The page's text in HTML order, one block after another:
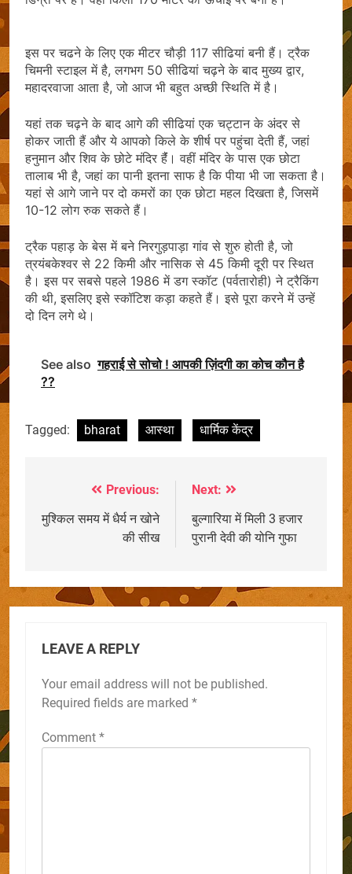
इस पर चढने के लिए एक मीटर चौड़ी 117 सीढियां बनी हैं। ट्रैक
चिमनी स्‍टाइल में है, लगभग 50 सीढियां चढ़ने के बाद मुख्‍य द्वार,
महादरवाजा आता है, जो आज भी बहुत अच्‍छी स्थिति में है।
यहां तक चढ़ने के बाद आगे की सीढियां एक चट्टान के अंदर से
होकर जाती हैं और ये आपको किले के शीर्ष पर पहुंचा देती हैं, जहां
हनुमान और शिव के छोटे मंदिर हैंं। वहीं मंदिर के पास एक छोटा
तालाब भी है, जहां का पानी इतना साफ है कि पीया भी जा सकता है।
यहां से आगे जाने पर दो कमरों का एक छोटा महल दिखता है, जिसमें
10-12 लोग रुक सकते हैं।
ट्रैक पहाड़ के बेस में बने निरगुड़पाड़ा गांव से शुरु होती है, जो
त्रयंबकेश्वर से 22 किमी और नासिक से 45 किमी दूरी पर स्थित
है। इस पर सबसे पहले 1986 में डग स्कॉट (पर्वतारोही) ने ट्रैकिंग
की थी, इसलिए इसे स्कॉटिश कड़ा कहते हैं। इसे पूरा करने में उन्हें
दो दिन लगे थे।
See also गहराई से सोचो ! आपकी ज़िंदगी का कोच कौन है
??
Tagged: bharat आस्था धार्मिक केंद्र
navigation
Previous:
मुश्किल समय में धैर्य न खोने
की सीख
Next:
बुल्गारिया में मिली 3 हजार
पुरानी देवी की योनि गुफा
LEAVE A REPLY
Your email address will not be published.
Required fields are marked *
Comment *